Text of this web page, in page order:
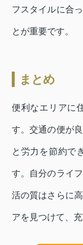
フスタイルに合
とが重要です。
まとめ
便利なエリアに
す。交通の便が
と労力を節約で
す。自分のライ
活の質はさらに
アを見つけて、